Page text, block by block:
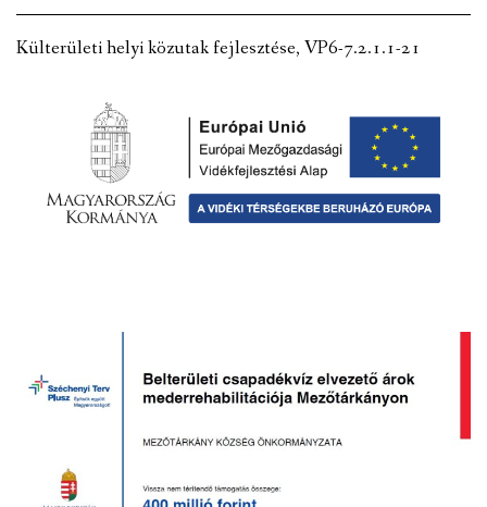
Külterületi helyi közutak fejlesztése, VP6-7.2.1.1-21